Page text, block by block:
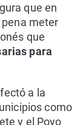
que en
meter
que
para
a la
como
y el Poyo